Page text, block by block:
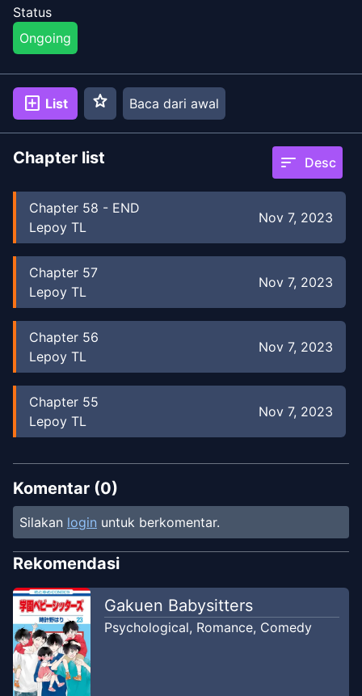
Status
Ongoing
add_box List star Baca dari awal
Chapter list sort Desc
Chapter 58 - END
Lepoy TL
Nov 7, 2023
Chapter 57
Lepoy TL
Nov 7, 2023
Chapter 56
Lepoy TL
Nov 7, 2023
Chapter 55
Lepoy TL
Nov 7, 2023
Chapter54
Lepoy TL
Chapter53
Lepoy TL
Nov 7, 2023
Chapter52
Lepoy TL
Chapter51
Lepoy TL
Komentar (0)
Silakan login untuk berkomentar.
Rekomendasi
Gakuen Babysitters
Psychological, Romance, Comedy